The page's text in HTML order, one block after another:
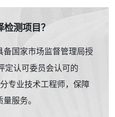
测项目？
备国家市场监督管理局授
定认可委员会认可的
专业技术工程师，保障
服务。